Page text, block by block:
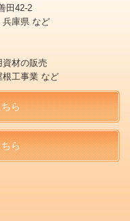
田42-2
兵庫県 など
材の販売
根工事業 など
ら
ら